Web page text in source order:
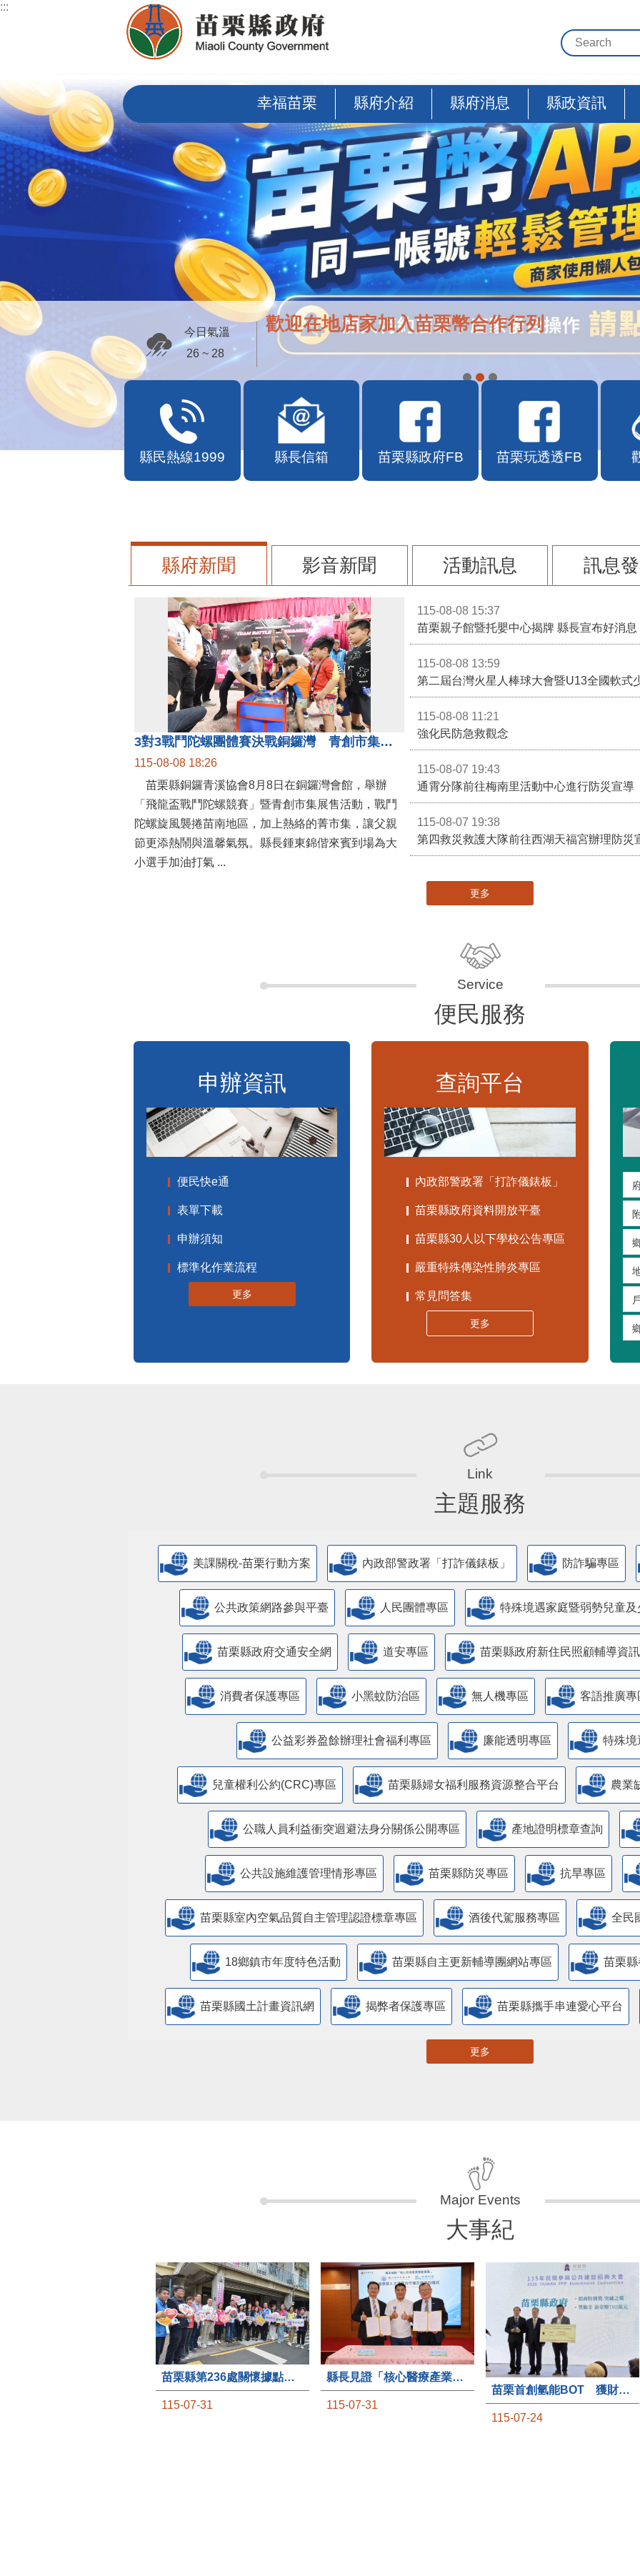
跳到主要內容區塊
:::
幸福苗栗 縣府介紹 縣府消息 縣政資訊
歡迎在地店家加入苗栗幣合作行列
今日氣溫
26 ~ 28
縣民熱線1999 縣長信箱 苗栗縣政府FB 苗栗玩透透FB
縣府新聞 影音新聞 活動訊息 訊息
3對3戰鬥陀螺團體賽決戰銅鑼灣 青創市集展售為父親節增添繽紛
115-08-08 18:26
苗栗縣銅鑼青溪協會8月8日在銅鑼灣會館，舉辦
「飛龍盃戰鬥陀螺競賽」暨青創市集展售活動，戰鬥
陀螺旋風襲捲苗南地區，加上熱絡的菁市集，讓父親
節更添熱鬧與溫馨氣氛。縣長鍾東錦偕來賓到場為大
115-08-08 15:37
苗栗親子館暨托嬰中心揭牌 縣長宣布好消
115-08-08 13:59
第二屆台灣火星人棒球大會暨U13全國軟式
115-08-08 11:21
強化民防急救觀念
115-08-07 19:43
通霄分隊前往梅南里活動中心進行防災宣導
115-08-07 19:38
第四救災救護大隊前往西湖天福宮辦理防災
更多
便民服務
申辦資訊
便民快e通
表單下載
申辦須知
標準化作業流程
更多
查詢平台
內政部警政署「打詐儀錶板」
苗栗縣政府資料開放平臺
苗栗縣30人以下學校公告專區
嚴重特殊傳染性肺炎專區
常見問答集
更多
主題服務
美課關稅-苗栗行動方案 內政部警政署「打詐儀錶板」 防詐騙專區
公共政策網路參與平臺 人民團體專區 特殊境遇家庭暨弱勢兒童
苗栗縣政府交通安全網 道安專區 苗栗縣政府新住民照顧輔導資
消費者保護專區 小黑蚊防治區 無人機專區 客語推廣專
公益彩券盈餘辦理社會福利專區 廉能透明專區 特殊境
兒童權利公約(CRC)專區 苗栗縣婦女福利服務資源整合平台 農業
公職人員利益衝突迴避法身分關係公開專區 產地證明標章查詢
​公共設施維護管理情形專區 苗栗縣防災專區 抗旱專區
苗栗縣室內空氣品質自主管理認證標章專區 酒後代駕服務專區 全民
18鄉鎮市年度特色活動 苗栗縣自主更新輔導團網站專區 苗栗
苗栗縣國土計畫資訊網 揭弊者保護專區 苗栗縣攜手串連愛心平台
更多
大事紀
苗栗縣第236處關懷據點在苗栗市維祥里揭牌
115-07-31 115-07-31
苗栗首創氫能BOT 獲財政部「突破之翼」肯定
115-07-24